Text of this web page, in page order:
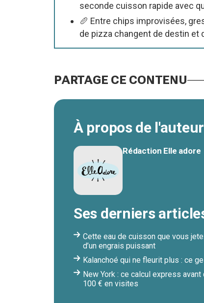
seconde cuisson rapide avec
🥖 Entre chips improvisées,
de pizza changent de destin et
PARTAGE CE CONTENU
À propos de l'auteur
Rédaction Elle adore
Ses derniers
Cette eau de cuisson que vous
d’un engrais puissant
Kalanchoé qui ne fleurit plus : ce
New York : ce calcul express
100 € en visites